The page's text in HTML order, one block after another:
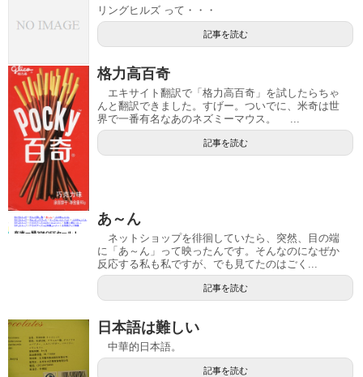
リングヒルズ って・・・
記事を読む
格力高百奇
エキサイト翻訳で「格力高百奇」を試したらちゃ
んと翻訳できました。すげー。ついでに、米奇は世
界で一番有名なあのネズミーマウス。 ...
記事を読む
あ～ん
ネットショップを徘徊していたら、突然、目の端
に「あ～ん」って映ったんです。そんなのになぜか
反応する私も私ですが、でも見てたのはごく...
記事を読む
日本語は難しい
中華的日本語。
記事を読む